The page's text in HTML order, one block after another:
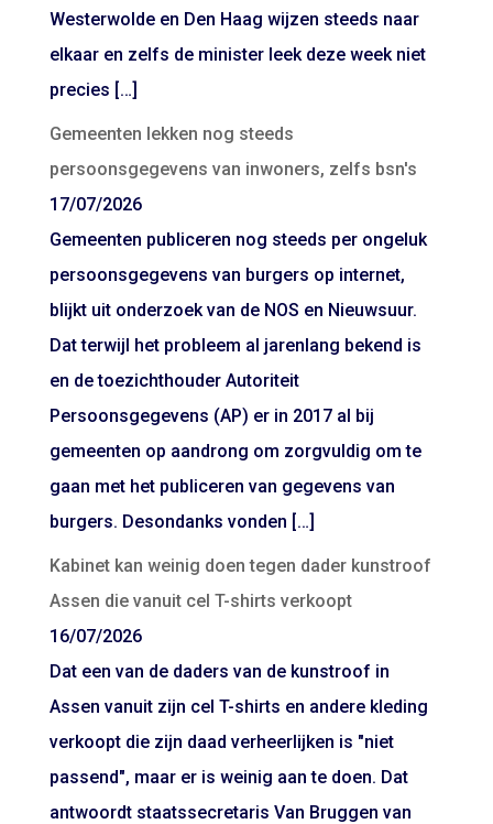
Westerwolde en Den Haag wijzen steeds naar
elkaar en zelfs de minister leek deze week niet
precies […]
Gemeenten lekken nog steeds
persoonsgegevens van inwoners, zelfs bsn's
17/07/2026
Gemeenten publiceren nog steeds per ongeluk
persoonsgegevens van burgers op internet,
blijkt uit onderzoek van de NOS en Nieuwsuur.
Dat terwijl het probleem al jarenlang bekend is
en de toezichthouder Autoriteit
Persoonsgegevens (AP) er in 2017 al bij
gemeenten op aandrong om zorgvuldig om te
gaan met het publiceren van gegevens van
burgers. Desondanks vonden […]
Kabinet kan weinig doen tegen dader kunstroof
Assen die vanuit cel T-shirts verkoopt
16/07/2026
Dat een van de daders van de kunstroof in
Assen vanuit zijn cel T-shirts en andere kleding
verkoopt die zijn daad verheerlijken is "niet
passend", maar er is weinig aan te doen. Dat
antwoordt staatssecretaris Van Bruggen van